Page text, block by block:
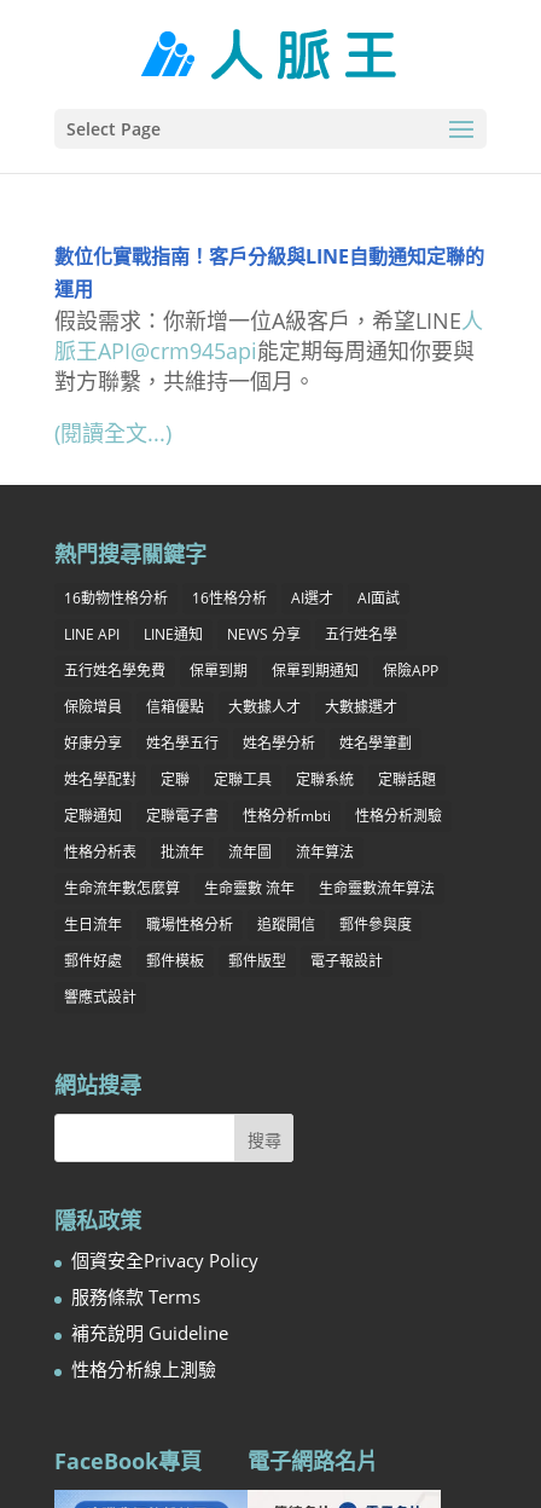
Select Page
數位化實戰指南！客戶分級與LINE自動通知定聯的
運用
假設需求：你新增一位A級客戶，希望LINE人
脈王API@crm945api能定期每周通知你要與
對方聯繫，共維持一個月。
(閱讀全文...)
熱門搜尋關鍵字
16動物性格分析 16性格分析 AI選才
AI面試
LINE API
LINE通知 NEWS 分享
五行姓名學
五行姓名學免費
保單到期 保單到期通知
保險APP
保險增員
信箱優點 大數據人才
大數據選才
好康分享
姓名學五行 姓名學分析
姓名學筆劃
姓名學配對
定聯 定聯工具 定聯系統
定聯話題
定聯通知
定聯電子書 性格分析mbti
性格分析測驗
性格分析表
批流年 流年圖
流年算法
生命流年數怎麼算
生命靈數 流年
生命靈數流年算法
生日流年
職場性格分析 追蹤開信
郵件參與度
郵件好處
郵件模板 郵件版型
電子報設計
響應式設計
網站搜尋
隱私政策
個資安全Privacy Policy
服務條款 Terms
補充說明 Guideline
性格分析線上測驗
FaceBook專頁 電子網路名片